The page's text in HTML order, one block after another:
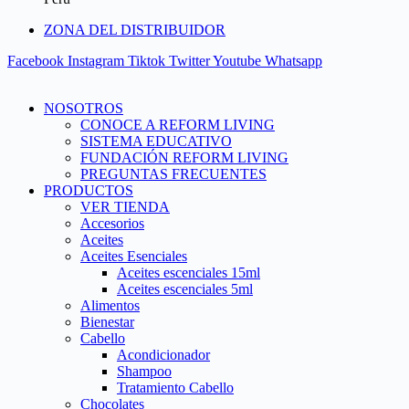
ZONA DEL DISTRIBUIDOR
Facebook Instagram Tiktok TwitterYoutube Whatsapp
NOSOTROS
CONOCE A REFORM LIVING
SISTEMA EDUCATIVO
FUNDACIÓN REFORM LIVING
PREGUNTAS FRECUENTES
PRODUCTOS
VER TIENDA
Accesorios
Aceites
Aceites Esenciales
Aceites escenciales 15ml
Aceites escenciales 5ml
Alimentos
Bienestar
Cabello
Acondicionador
Shampoo
Tratamiento Cabello
Chocolates